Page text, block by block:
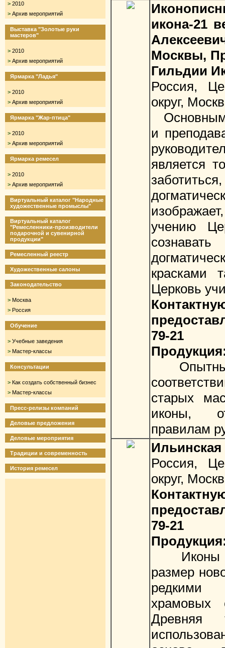
> 2010
> Архив мероприятий
Выставка "Золотые руки
мастеров"
> 2010
> Архив мероприятий
Ярмарка "Ладья"
> 2010
> Архив мероприятий
Ярмарка "Жар-птица"
> 2010
> Архив мероприятий
Ярмарка ремесел
> 2010
> Архив мероприятий
Виртуальный каталог "Народные
художественные промыслы"
Виртуальный каталог
"Ремесленники-производители
подарочной и сувенирной
продукции"
Ремесленный реестр
Художественные салоны
Законодательство
> Москва
> Россия
Обучение
> Учебные заведения
> Мастер-классы
Консультации
> Как создать собственный бизнес
> Мастер-классы
Пресс-релизы компаний
Деловые предложения
Деловые мероприятия
Традиции и современность
История ремесел
икона-21
Москвы,
Гильдии
Россия,
округ,
Основным
и
является
учению
красками
Церковь
79-21
Опытные
старых
иконы,
правилам
Россия,
округ,
79-21
Иконы
размер
редкими
храмовых
Древняя